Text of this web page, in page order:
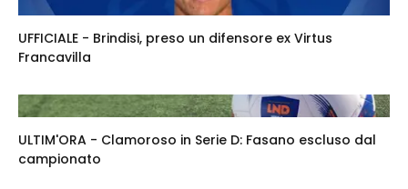
UFFICIALE - Brindisi, preso un difensore ex Virtus
Francavilla
ULTIM'ORA - Clamoroso in Serie D: Fasano escluso dal
campionato